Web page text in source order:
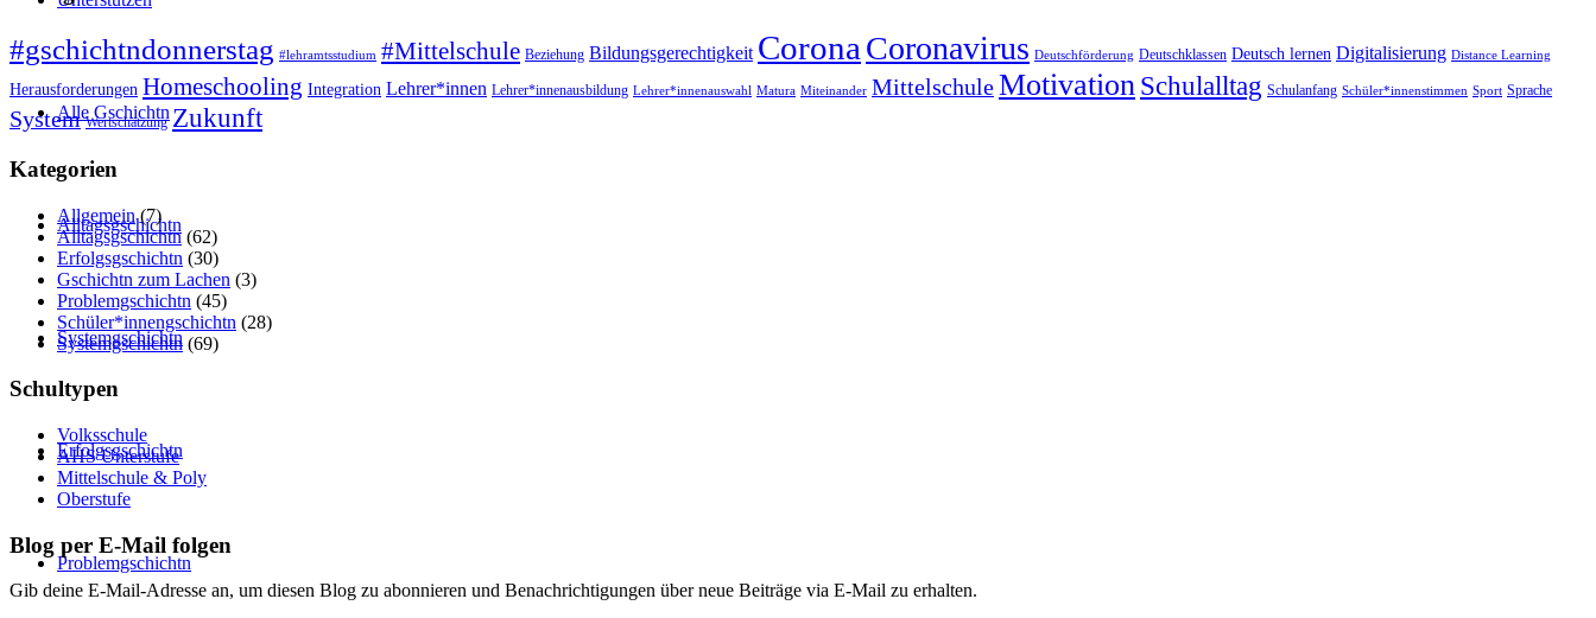
Alle Gschichtn
Alltagsgschichtn
Systemgschichtn
Erfolgsgschichtn
Problemgschichtn
#gschichtndonnerstag #lehramtsstudium #Mittelschule Beziehung Bildungsgerechtigkeit Corona Coronavirus Deutschförderung Deutschklassen Deutsch lernen Digitalisierung Distance Learning
Herausforderungen Homeschooling Integration Lehrer*innen Lehrer*innenausbildung Lehrer*innenauswahl Matura Miteinander MittelschuleMotivationSchulalltag Schulanfang Schüler*innenstimmen Sport Sprache
System Wertschätzung Zukunft
Kategorien
Allgemein(7)
Alltagsgschichtn (62)
Erfolgsgschichtn (30)
Gschichtn zum Lachen (3)
Problemgschichtn (45)
Schüler*innengschichtn (28)
Systemgschichtn (69)
Schultypen
Volksschule
AHS Unterstufe
Mittelschule & Poly
Oberstufe
Blog per E-Mail folgen
Gib deine E-Mail-Adresse an, um diesen Blog zu abonnieren und Benachrichtigungen über neue Beiträge via E-Mail zu erhalten.